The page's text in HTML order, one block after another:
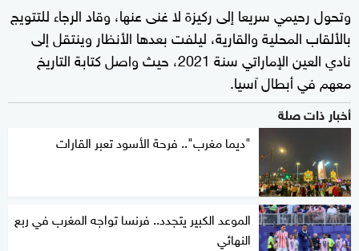
وتحول رحيمي سريعا إلى ركيزة لا غنى عنها، وقاد الرجاء للتتويج
بالألقاب المحلية والقارية، ليلفت بعدها الأنظار وينتقل إلى
نادي العين الإماراتي سنة 2021، حيث واصل كتابة التاريخ
معهم في أبطال آسيا.
أخبار ذات صلة
"ديما مغرب".. فرحة الأسود تعبر القارات
الموعد الكبير يتجدد.. فرنسا تواجه المغرب في ربع
النهائي